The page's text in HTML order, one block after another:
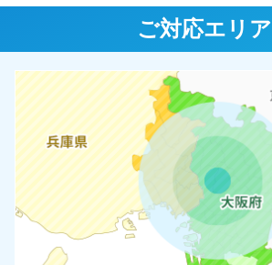
ご対応エリア